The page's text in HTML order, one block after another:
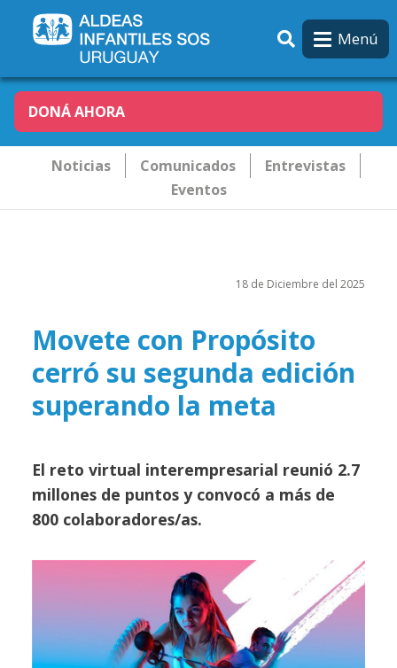
Menú
DONÁ AHORA
Novededades
Noticias Comunicados
Entrevistas
Eventos
18 de Diciembre del 2025
Movete con Propósito
cerró su segunda edición
superando la meta
El reto virtual interempresarial reunió 2.7
millones de puntos y convocó a más de
800 colaboradores/as.